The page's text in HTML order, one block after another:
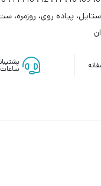
پیاده روی،
ساعات